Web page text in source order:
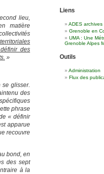
lieu,
matière
des
»
se glisser.
des
phrase
« définir
apparue
recouvre
bond, en
des sept
à la
Liens
ADES
Grenoble en
UMA : Une
Grenoble Alpes
Outils
Administration
Flux des